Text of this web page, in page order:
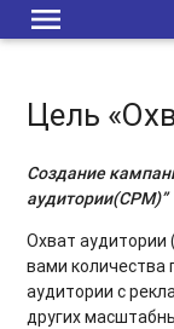
menu
Цель
Создание
аудитории(CPM)”
Охват аудитории
вами количества
аудитории с
других